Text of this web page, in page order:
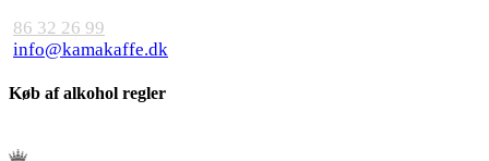
86 32 26 99
info@kamakaffe.dk
Køb af alkohol regler